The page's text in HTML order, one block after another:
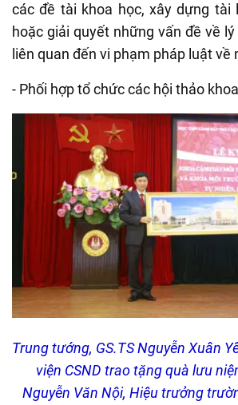
các đề tài khoa học, xây dựng tài
hoặc giải quyết những vấn đề về
liên quan đến vi phạm pháp luật về
- Phối hợp tổ chức các hội thảo
Trung tướng, GS.TS Nguyễn Xuân
viện CSND trao tặng quà lưu
Nguyễn Văn Nội, Hiệu trưởng